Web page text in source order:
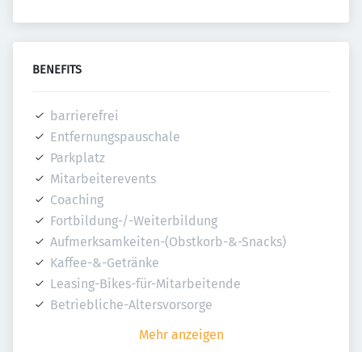
BENEFITS
barrierefrei
Entfernungspauschale
Parkplatz
Mitarbeiterevents
Coaching
Fortbildung-/-Weiterbildung
Aufmerksamkeiten-(Obstkorb-&-Snacks)
Kaffee-&-Getränke
Leasing-Bikes-für-Mitarbeitende
Betriebliche-Altersvorsorge
Mehr anzeigen